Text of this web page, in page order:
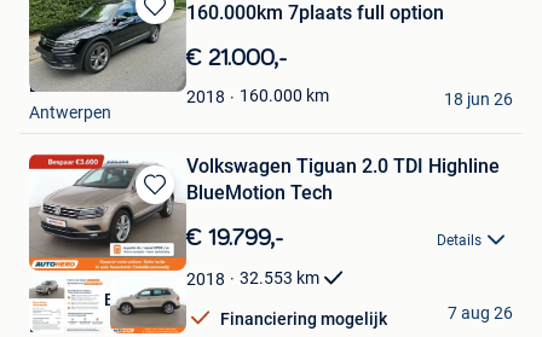
Bewaren
in
Favorieten
160.000km 7plaats full option
€ 21.000,-
2018 160.000 km
BoHo
Antwerpen
18 jun 26
Bewaren
in
Mijn
Favorieten
Volkswagen Tiguan 2.0 TDI Highline
BlueMotion Tech
€ 19.799,- Details
2018 32.553 km
Financiering mogelijk
Autohero België
Brussel
7 aug 26